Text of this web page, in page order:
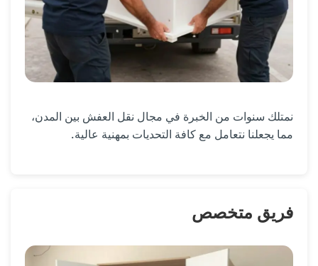
نمتلك سنوات من الخبرة في مجال نقل العفش بين المدن،
مما يجعلنا نتعامل مع كافة التحديات بمهنية عالية.
فريق متخصص